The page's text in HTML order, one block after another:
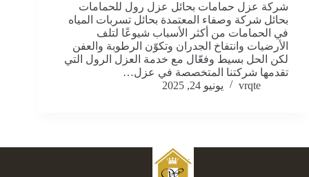
شركة عزل حمامات بحائل عزل رول للحمامات
بحائل شركة وصفاء المعتمدة بحائل تسربات المياه
في الحمامات من أكثر الأسباب شيوعًا لتلف
الأرضيات وانتفاخ الجدران وتكوّن الرطوبة والعفن
لكن الحل بسيط وفعّال مع خدمة العزل الرول التي
تقدمها شركتنا المتخصصة في عزل…
vrqte
يونيو 24, 2025